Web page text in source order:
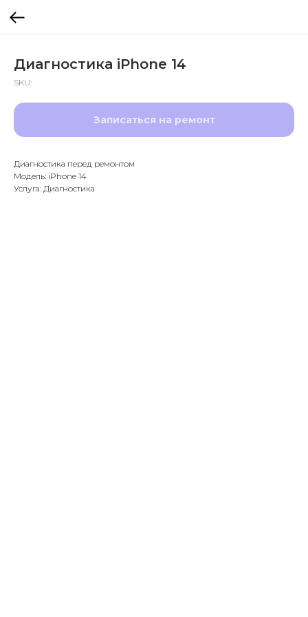
Диагностика iPhone 14
SKU:
Записаться на ремонт
Диагностика перед ремонтом
Модель: iPhone 14
Услуга: Диагностика